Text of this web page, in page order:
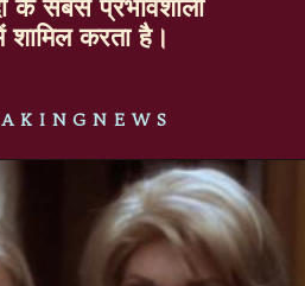
के सबसे प्रभावशाली
शामिल करता है।